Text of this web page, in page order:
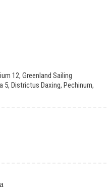
12, Greenland Sailing
5, Districtus Daxing, Pechinum,